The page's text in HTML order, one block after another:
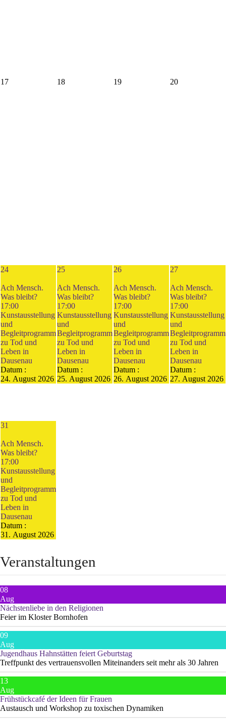
17 18 19 20
24
Ach Mensch.
Was bleibt?
17:00
Kunstausstellung
und
Begleitprogramm
zu Tod und
Leben in
Dausenau
Datum :
24. August 2026
25
Ach Mensch.
Was bleibt?
17:00
Kunstausstellung
und
Begleitprogramm
zu Tod und
Leben in
Dausenau
Datum :
25. August 2026
26
Ach Mensch.
Was bleibt?
17:00
Kunstausstellung
und
Begleitprogramm
zu Tod und
Leben in
Dausenau
Datum :
26. August 2026
27
Ach Mensch.
Was bleibt?
17:00
Kunstausstellung
und
Begleitprogramm
zu Tod und
Leben in
Dausenau
Datum :
27. August 2026
31
Ach Mensch.
Was bleibt?
17:00
Kunstausstellung
und
Begleitprogramm
zu Tod und
Leben in
Dausenau
Datum :
31. August 2026
Veranstaltungen
08
Aug
Nächstenliebe in den Religionen
Feier im Kloster Bornhofen
09
Aug
Jugendhaus Hahnstätten feiert Geburtstag
Treffpunkt des vertrauensvollen Miteinanders seit mehr als 30 Jahren
13
Aug
Frühstückcafé der Ideen für Frauen
Austausch und Workshop zu toxischen Dynamiken